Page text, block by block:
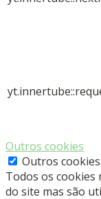
Outros cookies
Outros cookies
Todos os cookies
do site mas são